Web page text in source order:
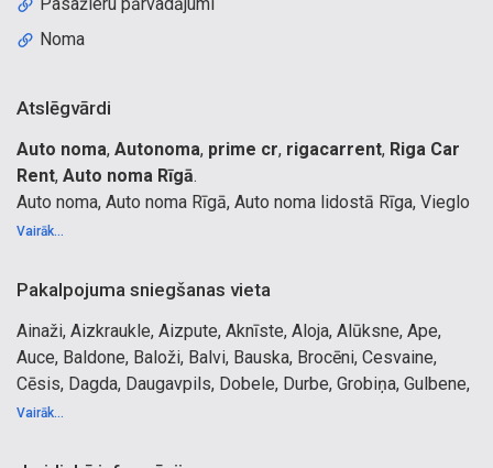
Noma
Atslēgvārdi
Auto noma, Autonoma, prime cr, rigacarrent, Riga Car
Rent, Auto noma Rīgā.
Auto noma, Auto noma Rīgā, Auto noma lidostā Rīga, Vieglo
auto noma, Jaunu mašīnu noma, Īstermiņa auto noma,
nomas cenas, Auto īre, Autonoma, Car rental riga, Car rental
automašīnas, Mikroautobusi, Ekonomiskās, biznesa,
apvidus, luksusa klases mašīnas, Miniveni, Jaunas
mašīnas, Iznomāt automašīnas, Paaugstināts komforts,
Ilgtermiņa noma, Eksterjera, interjera papildelementi, Drošs
Vairāk...
Pakalpojuma sniegšanas vieta
Ainaži, Aizkraukle, Aizpute, Aknīste, Aloja, Alūksne, Ape,
Auce, Baldone, Baloži, Balvi, Bauska, Brocēni, Cesvaine,
Cēsis, Dagda, Daugavpils, Dobele, Durbe, Grobiņa, Gulbene,
Ikšķile, Ilūkste, Jaunjelgava, Jelgava, Jēkabpils, Jūrmala,
Limbaži, Lubāna, Ludza, Līgatne, Līvāni, Madona,
Vairāk...